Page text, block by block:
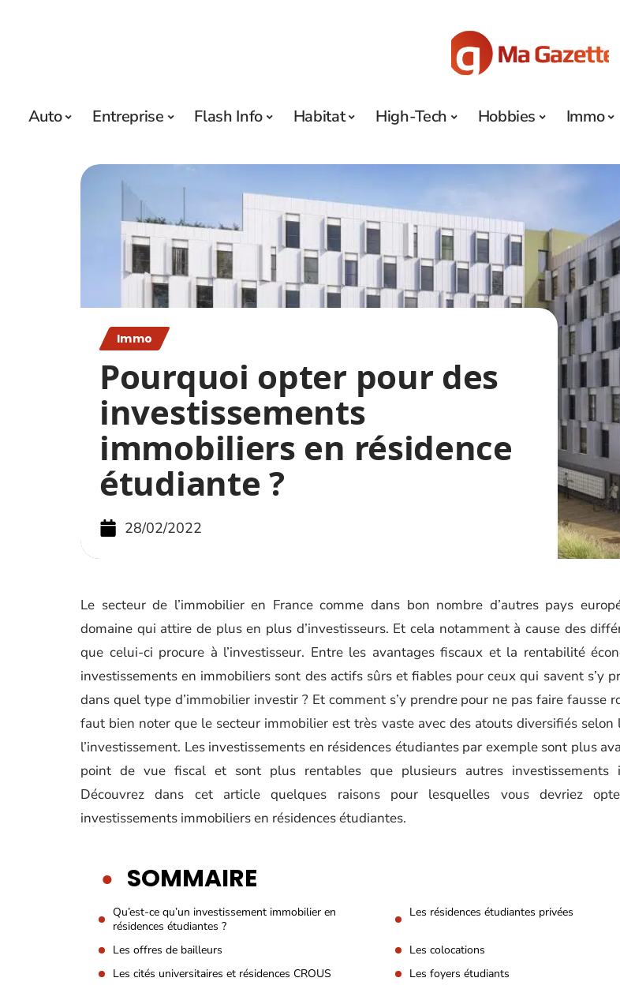
Auto Entreprise Flash Info Habitat High-Tech Hobbies Immo
Immo
Pourquoi opter pour des
investissements
immobiliers en résidence
étudiante ?
28/02/2022
Le secteur de l’immobilier en France comme dans bon nombre d’autres pays
domaine qui attire de plus en plus d’investisseurs. Et cela notamment à cause des
que celui-ci procure à l’investisseur. Entre les avantages fiscaux et la rentabilité
investissements en immobiliers sont des actifs sûrs et fiables pour ceux qui savent s’y
dans quel type d’immobilier investir ? Et comment s’y prendre pour ne pas faire fausse
faut bien noter que le secteur immobilier est très vaste avec des atouts diversifiés selon
l’investissement. Les investissements en résidences étudiantes par exemple sont plus
point de vue fiscal et sont plus rentables que plusieurs autres investissements
Découvrez dans cet article quelques raisons pour lesquelles vous devriez
investissements immobiliers en résidences étudiantes.
SOMMAIRE
Qu’est-ce qu’un investissement immobilier en
résidences étudiantes ?
Les résidences étudiantes privées
Les offres de bailleurs
Les colocations
Les cités universitaires et résidences CROUS
Les foyers étudiants